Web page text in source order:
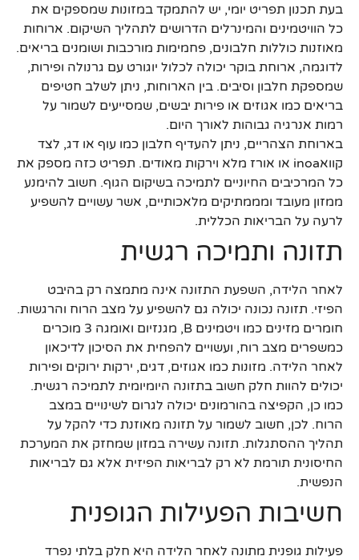
בעת תכנון תפריט יומי, יש להתמקד במזונות שמספקים את
כל הוויטמינים והמינרלים הדרושים לתהליך השיקום. ארוחות
מאוזנות כוללות חלבונים, פחמימות מורכבות ושומנים בריאים.
לדוגמה, ארוחת בוקר יכולה לכלול יוגורט עם גרנולה ופירות,
שמספקת חלבון וסיבים. בין הארוחות, ניתן לשלב חטיפים
בריאים כמו אגוזים או פירות יבשים, שמסייעים לשמור על
רמות אנרגיה גבוהות לאורך היום.
בארוחת הצהריים, ניתן להעדיף חלבון כמו עוף או דג, לצד
קוואinoa או אורז מלא וירקות מאודים. תפריט כזה מספק את
כל המרכיבים החיוניים לתמיכה בשיקום הגוף. חשוב להימנע
ממזון מעובד ומממתיקים מלאכותיים, אשר עשויים להשפיע
לרעה על הבריאות הכללית.
תזונה ותמיכה רגשית
לאחר הלידה, השפעת התזונה אינה מתמצה רק בהיבט
הפיזי. תזונה נכונה יכולה גם להשפיע על מצב הרוח והרגשות.
חומרים מזינים כמו ויטמינים B, מגנזיום ואומגה 3 מוכרים
כמשפרים מצב רוח, ועשויים להפחית את הסיכון לדיכאון
לאחר הלידה. מזונות כמו אגוזים, דגים, ירקות ירוקים ופירות
יכולים להוות חלק חשוב בתזונה היומיומית לתמיכה רגשית.
כמו כן, הקפיצה בהורמונים יכולה לגרום לשינויים במצב
הרוח. לכן, חשוב לשמור על תזונה מאוזנת כדי להקל על
תהליך ההסתגלות. תזונה עשירה במזון שמחזק את המערכת
החיסונית תורמת לא רק לבריאות הפיזית אלא גם לבריאות
הנפשית.
חשיבות הפעילות הגופנית
פעילות גופנית מתונה לאחר הלידה היא חלק בלתי נפרד